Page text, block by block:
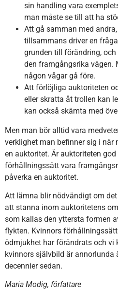
sin handling vara
man måste se till att ha
Att gå samman med
tillsammans driver en
grunden till förändring,
den framgångsrika vägen.
någon vågar gå före.
Att förlöjliga auktoriteten
eller skratta åt trollen kan
kan också skämta med
Men man bör alltid vara
verklighet man befinner sig i när
en auktoritet. Är auktoriteten
förhållningssätt vara
påverka en auktoritet.
Att lämna blir nödvändigt om
att stanna inom auktoritetens
som kallas den yttersta formen
flykten. Kvinnors
ödmjukhet har förändrats och vi
kvinnors självbild är annorlunda
decennier sedan.
Maria Modig, författare